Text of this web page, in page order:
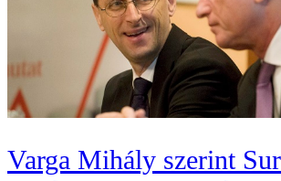
Varga Mihály szerint